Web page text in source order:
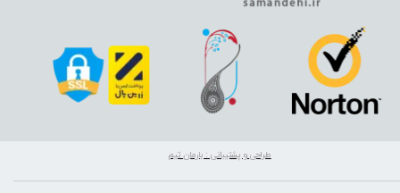
طراحی و پشتیبانی : بارمان تیم